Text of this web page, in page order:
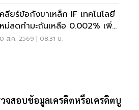
ลียร์ข้อกังขาเหล็ก IF เทคโนโลยี
ม่ลดกำมะถันเหลือ 0.002% เพิ่ม
ลอดภัยโครงสร้าง
ส.ค. 2569 | 08:31 น.
จสอบข้อมูลเครดิตหรือเครดิตบู